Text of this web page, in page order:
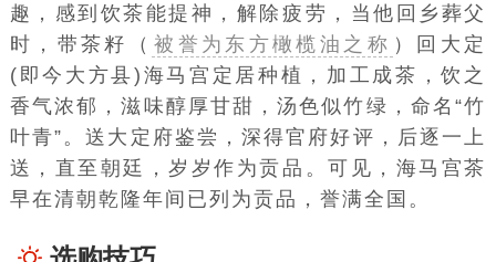
趣，感到饮茶能提神，解除疲劳，当他回乡葬父
时，带茶籽（ 被誉为东方橄榄油之称 ）回大定
(即今大方县) 海马 宫定居种植，加工成茶，饮之
香气浓郁，滋味醇厚甘甜，汤色似竹绿，命名“竹
叶青”。送大定府鉴尝，深得官府好评，后逐一上
送，直至朝廷，岁岁作为贡品。可见，海马宫茶
早在清朝乾隆年间已列为贡品，誉满全国。